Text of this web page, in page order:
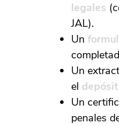
legales
JAL).
Un
Un
el
Un
penales